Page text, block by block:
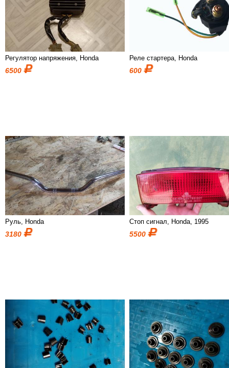
Регулятор напряжения, Honda
6500
Реле стартера, Honda
600
Руль, Honda
3180
Стоп сигнал, Honda, 1995
5500